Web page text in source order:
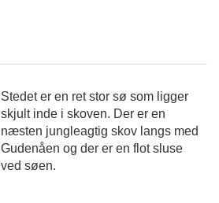
Stedet er en ret stor sø som ligger
skjult inde i skoven. Der er en
næsten jungleagtig skov langs med
Gudenåen og der er en flot sluse
ved søen.